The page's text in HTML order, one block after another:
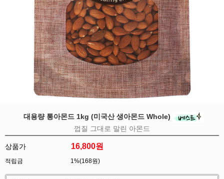
대용량 통아몬드 1kg (미국산 생아몬드 Whole)
껍질 그대로 말린 아몬드
상품가 16,800원
적립금 1%(168원)